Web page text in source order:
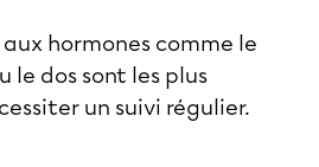
aux hormones comme le
le dos sont les plus
un suivi régulier.